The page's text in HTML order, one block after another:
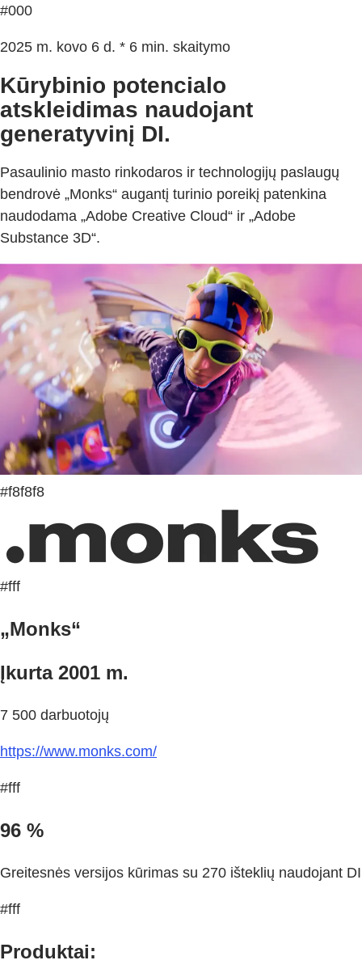
#000
2025 m. kovo 6 d. * 6 min. skaitymo
Kūrybinio potencialo
atskleidimas naudojant
generatyvinį DI.
Pasaulinio masto rinkodaros ir technologijų paslaugų
bendrovė „Monks“ augantį turinio poreikį patenkina
naudodama „Adobe Creative Cloud“ ir „Adobe
Substance 3D“.
#f8f8f8
#fff
„Monks“
Įkurta 2001 m.
7 500 darbuotojų
https://www.monks.com/
#fff
96 %
Greitesnės versijos kūrimas su 270 išteklių naudojant DI
#fff
Produktai: